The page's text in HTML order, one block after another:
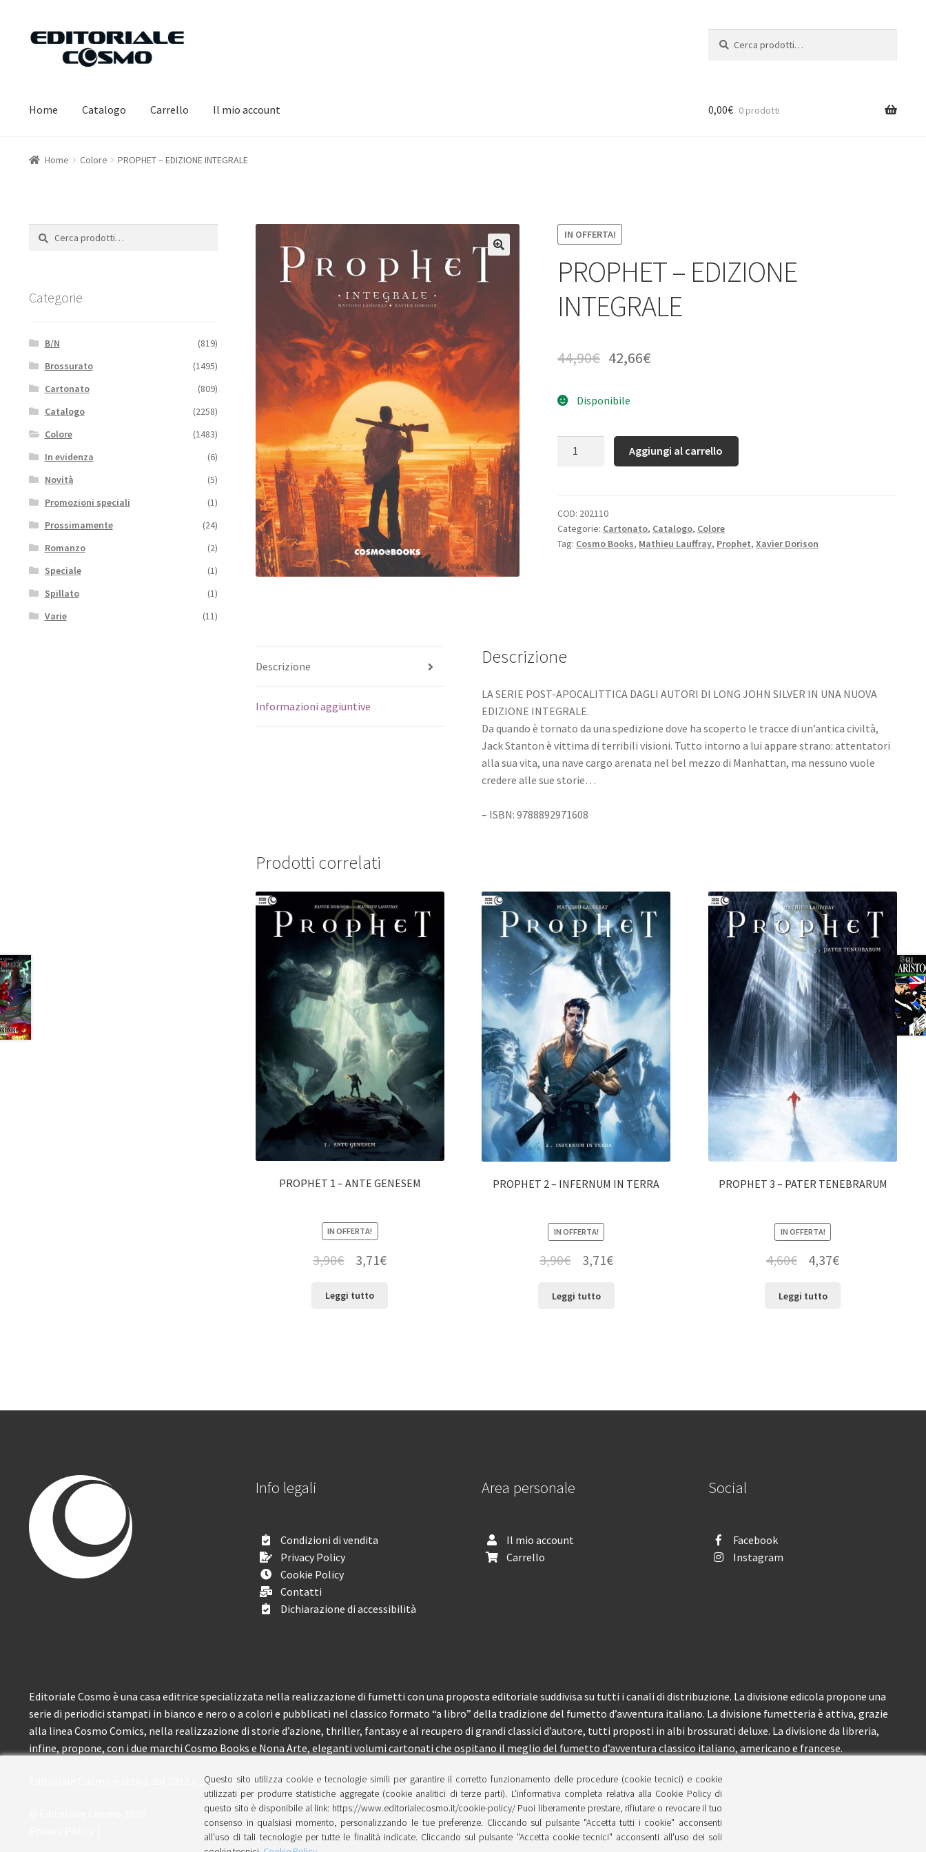
Vai
navigazione
Vai
Home Catalogo Carrello Il mio account 0,00€ 0 prodotti
Home Colore PROPHET – EDIZIONE INTEGRALE
IN OFFERTA!
PROPHET – EDIZIONE
INTEGRALE
44,90€ 42,66€
Disponibile
Aggiungi al carrello
COD: 202110
Categorie: Cartonato, Catalogo, Colore
Tag: Cosmo Books, Mathieu Lauffray, Prophet, Xavier Dorison
Descrizione
Informazioni aggiuntive
Descrizione
LA SERIE POST-APOCALITTICA DAGLI AUTORI DI LONG JOHN SILVER IN UNA NUOVA
EDIZIONE INTEGRALE.
Da quando è tornato da una spedizione dove ha scoperto le tracce di un’antica civiltà,
Jack Stanton è vittima di terribili visioni. Tutto intorno a lui appare strano: attentatori
alla sua vita, una nave cargo arenata nel bel mezzo di Manhattan, ma nessuno vuole
credere alle sue storie…
– ISBN: 9788892971608
Prodotti correlati
PROPHET 1 – ANTE GENESEM
IN OFFERTA!
3,90€ 3,71€
Leggi tutto
PROPHET 2 – INFERNUM IN TERRA
IN OFFERTA!
3,90€ 3,71€
Leggi tutto
PROPHET 3 – PATER TENEBRARUM
IN OFFERTA!
4,60€ 4,37€
Leggi tutto
Cerca:
Cerca
Categorie
B/N
(819)
Brossurato
(1495)
Cartonato
(809)
Catalogo
(2258)
Colore
(1483)
In evidenza
(6)
Novità
(5)
Promozioni speciali
(1)
Prossimamente
(24)
Romanzo
(2)
Speciale
(1)
Spillato
(1)
Varie
(11)
Info legali
Condizioni di vendita
Privacy Policy
Cookie Policy
Contatti
Dichiarazione di accessibilità
Area personale
Il mio account
Carrello
Social
Facebook
Instagram
Editoriale Cosmo è una casa editrice specializzata nella realizzazione di fumetti con una proposta editoriale suddivisa su tutti i canali di distribuzione. La divisione edicola propone una
serie di periodici stampati in bianco e nero o a colori e pubblicati nel classico formato “a libro” della tradizione del fumetto d’avventura italiano. La divisione fumetteria è attiva, grazie
alla linea Cosmo Comics, nella realizzazione di storie d’azione, thriller, fantasy e al recupero di grandi classici d’autore, tutti proposti in albi brossurati deluxe. La divisione da libreria,
infine, propone, con i due marchi Cosmo Books e Nona Arte, eleganti volumi cartonati che ospitano il meglio del fumetto d’avventura classico italiano, americano e francese.
Editoriale Cosmo è attiva dal 2012 e propone ai lettori circa 150 pubblicazioni l’anno.
Questo sito utilizza cookie e tecnologie simili per garantire il corretto funzionamento delle procedure (cookie tecnici) e cookie
utilizzati per produrre statistiche aggregate (cookie analitici di terze parti). L’informativa completa relativa alla Cookie Policy di
questo sito è disponibile al link: https://www.editorialecosmo.it/cookie-policy/ Puoi liberamente prestare, rifiutare o revocare il tuo
consenso in qualsiasi momento, personalizzando le tue preferenze. Cliccando sul pulsante "Accetta tutti i cookie" acconsenti
all'uso di tali tecnologie per tutte le finalità indicate. Cliccando sul pulsante "Accetta cookie tecnici" acconsenti all'uso dei soli